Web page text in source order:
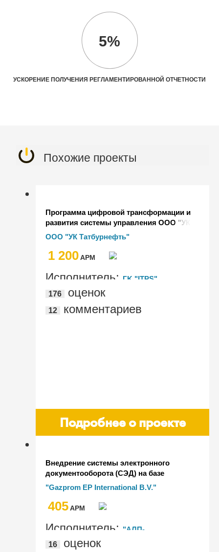
5%
УСКОРЕНИЕ ПОЛУЧЕНИЯ РЕГЛАМЕНТИРОВАННОЙ ОТЧЕТНОСТИ
Похожие проекты
Программа цифровой трансформации и
развития системы управления ООО "УК
"Татбурнефть"
ООО "УК Татбурнефть"
1 200AРМ
Исполнитель: ГK "ITPS"
176
оценок
12 комментариев
Подробнее о проекте
Внедрение системы электронного
документооборота (СЭД) на базе
"1С:Документооборот 8" в Gazprom EP
International B.V.
"Gazprom EP International B.V."
405AРМ
Исполнитель: "АЛП-
Информационные системы"
16 оценок